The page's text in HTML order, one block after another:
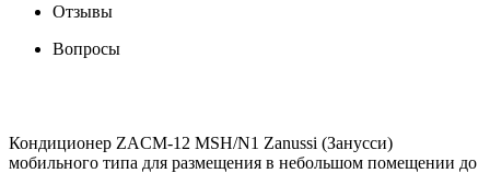
Отзывы
Вопросы
Кондиционер ZACM-12 MSH/N1 Zanussi (Занусси)
мобильного типа для размещения в небольшом помещении до